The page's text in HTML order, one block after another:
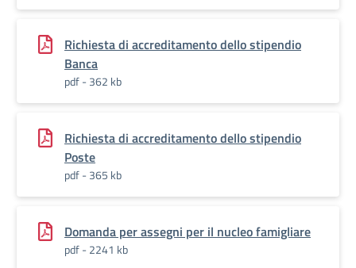
Richiesta di accreditamento dello stipendio
Banca
pdf - 362 kb
Richiesta di accreditamento dello stipendio
Poste
pdf - 365 kb
Domanda per assegni per il nucleo famigliare
pdf - 2241 kb